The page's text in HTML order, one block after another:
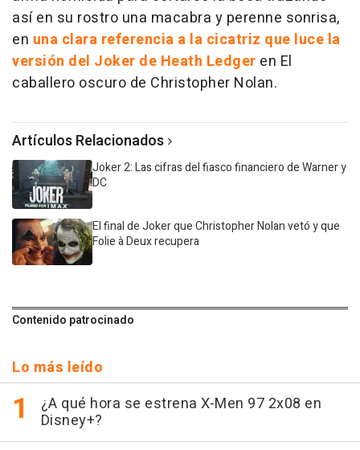
así en su rostro una macabra y perenne sonrisa,
en una clara referencia a la cicatriz que luce la
versión del Joker de Heath Ledger en El
caballero oscuro de Christopher Nolan.
Artículos Relacionados
Joker 2: Las cifras del fiasco financiero de Warner y
DC
El final de Joker que Christopher Nolan vetó y que
Folie à Deux recupera
Contenido patrocinado
Lo más leído
¿A qué hora se estrena X-Men 97 2x08 en
Disney+?